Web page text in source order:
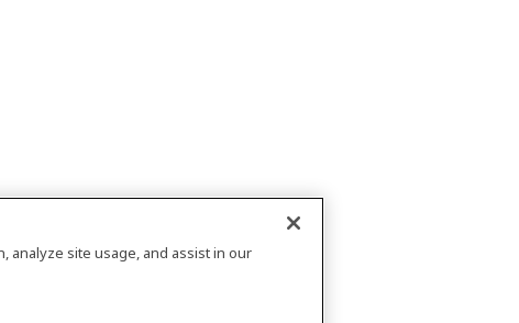
analyze site usage, and assist in our